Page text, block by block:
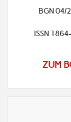
BGN 04/
ISSN
ZUM